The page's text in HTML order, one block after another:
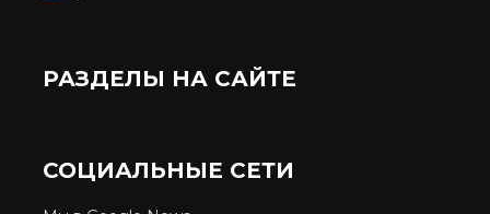
РАЗДЕЛЫ НА САЙТЕ
СОЦИАЛЬНЫЕ СЕТИ